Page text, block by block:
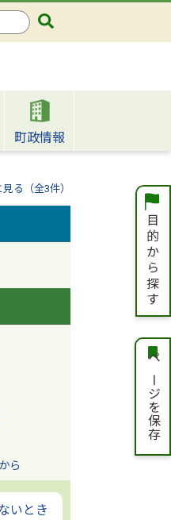
町政情報
る（全3件）
ら
いとき
ページを保存